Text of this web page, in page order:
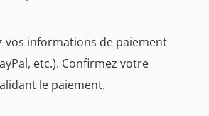
vos informations de paiement
etc.). Confirmez votre
le paiement.